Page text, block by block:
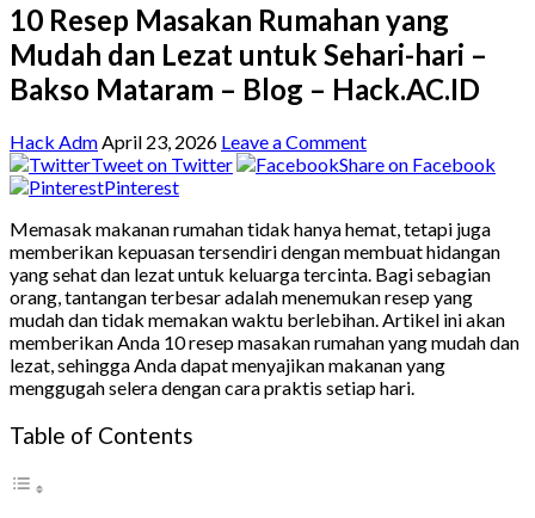
10 Resep Masakan Rumahan yang
Mudah dan Lezat untuk Sehari-hari –
Bakso Mataram – Blog – Hack.AC.ID
Hack AdmApril 23, 2026 Leave a Comment
Tweet on Twitter
Share on Facebook
Pinterest
Memasak makanan rumahan tidak hanya hemat, tetapi juga
memberikan kepuasan tersendiri dengan membuat hidangan
yang sehat dan lezat untuk keluarga tercinta. Bagi sebagian
orang, tantangan terbesar adalah menemukan resep yang
mudah dan tidak memakan waktu berlebihan. Artikel ini akan
memberikan Anda 10 resep masakan rumahan yang mudah dan
lezat, sehingga Anda dapat menyajikan makanan yang
menggugah selera dengan cara praktis setiap hari.
Table of Contents